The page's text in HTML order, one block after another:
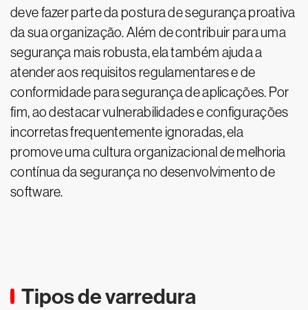
deve fazer parte da postura de segurança proativa
da sua organização. Além de contribuir para uma
segurança mais robusta, ela também ajuda a
atender aos requisitos regulamentares e de
conformidade para segurança de aplicações. Por
fim, ao destacar vulnerabilidades e configurações
incorretas frequentemente ignoradas, ela
promove uma cultura organizacional de melhoria
contínua da segurança no desenvolvimento de
software.
Tipos de varredura